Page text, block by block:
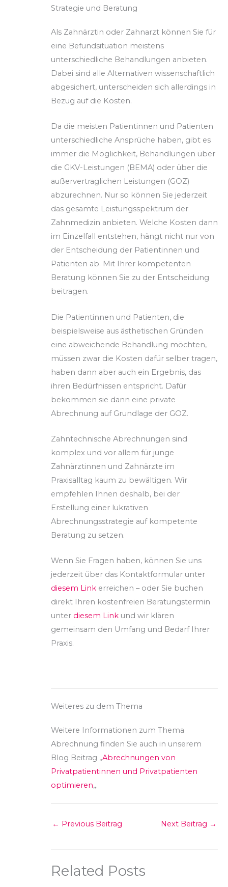
Strategie und Beratung
Als Zahnärztin oder Zahnarzt können Sie für
eine Befundsituation meistens
unterschiedliche Behandlungen anbieten.
Dabei sind alle Alternativen wissenschaftlich
abgesichert, unterscheiden sich allerdings in
Bezug auf die Kosten.
Da die meisten Patientinnen und Patienten
unterschiedliche Ansprüche haben, gibt es
immer die Möglichkeit, Behandlungen über
die GKV-Leistungen (BEMA) oder über die
außervertraglichen Leistungen (GOZ)
abzurechnen. Nur so können Sie jederzeit
das gesamte Leistungsspektrum der
Zahnmedizin anbieten. Welche Kosten dann
im Einzelfall entstehen, hängt nicht nur von
der Entscheidung der Patientinnen und
Patienten ab. Mit Ihrer kompetenten
Beratung können Sie zu der Entscheidung
beitragen.
Die Patientinnen und Patienten, die
beispielsweise aus ästhetischen Gründen
eine abweichende Behandlung möchten,
müssen zwar die Kosten dafür selber tragen,
haben dann aber auch ein Ergebnis, das
ihren Bedürfnissen entspricht. Dafür
bekommen sie dann eine private
Abrechnung auf Grundlage der GOZ.
Zahntechnische Abrechnungen sind
komplex und vor allem für junge
Zahnärztinnen und Zahnärzte im
Praxisalltag kaum zu bewältigen. Wir
empfehlen Ihnen deshalb, bei der
Erstellung einer lukrativen
Abrechnungsstrategie auf kompetente
Beratung zu setzen.
Wenn Sie Fragen haben, können Sie uns
jederzeit über das Kontaktformular unter
diesem Link erreichen – oder Sie buchen
direkt Ihren kostenfreien Beratungstermin
unter diesem Link und wir klären
gemeinsam den Umfang und Bedarf Ihrer
Praxis.
Weiteres zu dem Thema
Weitere Informationen zum Thema
Abrechnung finden Sie auch in unserem
Blog Beitrag „Abrechnungen von
Privatpatientinnen und Privatpatienten
optimieren„.
← Previous Beitrag Next Beitrag →
Related Posts